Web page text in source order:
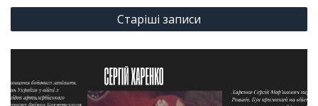
Навігація
за
записами
Старіші записи